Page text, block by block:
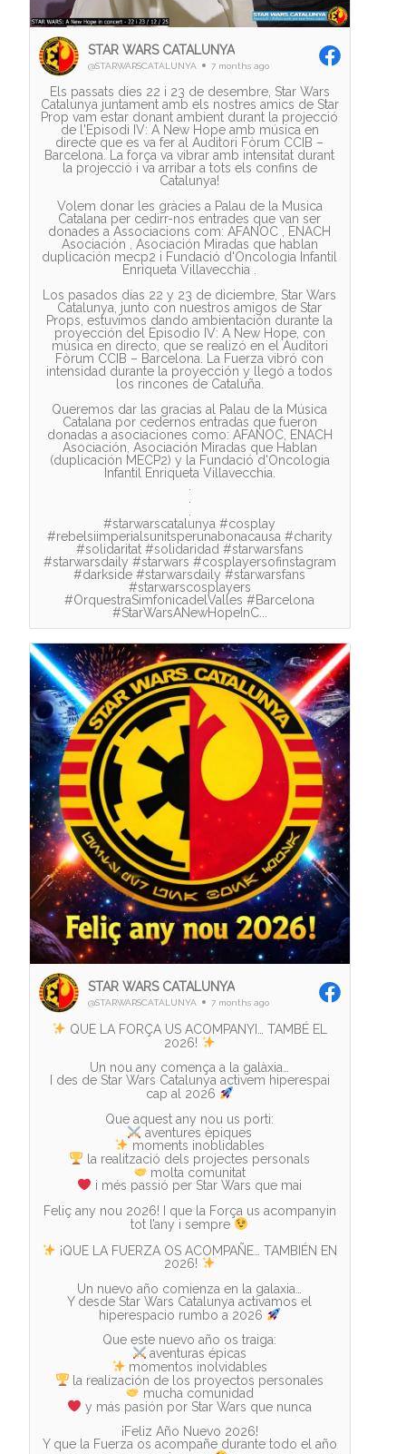
STAR WARS CATALUNYA
@STARWARSCATALUNYA 7 months ago
Els passats dies 22 i 23 de desembre, Star Wars
Catalunya juntament amb els nostres amics de Star
Prop vam estar donant ambient durant la projecció
de l'Episodi IV: A New Hope amb música en
directe que es va fer al Auditori Fòrum CCIB –
Barcelona. La força va vibrar amb intensitat durant
la projecció i va arribar a tots els confins de
Catalunya!
Volem donar les gràcies a Palau de la Musica
Catalana per cedirr-nos entrades que van ser
donades a Associacions com: AFANOC , ENACH
Asociación , Asociación Miradas que hablan
duplicación mecp2 i Fundació d'Oncologia Infantil
Enriqueta Villavecchia .
Los pasados días 22 y 23 de diciembre, Star Wars
Catalunya, junto con nuestros amigos de Star
Props, estuvimos dando ambientación durante la
proyección del Episodio IV: A New Hope, con
música en directo, que se realizó en el Auditori
Fòrum CCIB – Barcelona. La Fuerza vibró con
intensidad durante la proyección y llegó a todos
los rincones de Cataluña.
Queremos dar las gracias al Palau de la Música
Catalana por cedernos entradas que fueron
donadas a asociaciones como: AFANOC, ENACH
Asociación, Asociación Miradas que Hablan
(duplicación MECP2) y la Fundació d'Oncologia
Infantil Enriqueta Villavecchia.
#starwarscatalunya #cosplay
#rebelsiimperialsunitsperunabonacausa #charity
#solidaritat #solidaridad #starwarsfans
#starwarsdaily #starwars #cosplayersofinstagram
#darkside #starwarsdaily #starwarsfans
#starwarscosplayers
#OrquestraSimfonicadelValles #Barcelona
#StarWarsANewHopeInC...
STAR WARS CATALUNYA
@STARWARSCATALUNYA 7 months ago
QUE LA FORÇA US ACOMPANYI… TAMBÉ EL
2026!
Un nou any comença a la galàxia…
I des de Star Wars Catalunya activem hiperespai
cap al 2026
i més passió per Star Wars que mai
Feliç any nou 2026! I que la Força us acompanyin
tot l’any i sempre
¡QUE LA FUERZA OS ACOMPAÑE… TAMBIÉN EN
2026!
Un nuevo año comienza en la galaxia…
Y desde Star Wars Catalunya activamos el
hiperespacio rumbo a 2026
y más pasión por Star Wars que nunca
¡Feliz Año Nuevo 2026!
Y que la Fuerza os acompañe durante todo el año